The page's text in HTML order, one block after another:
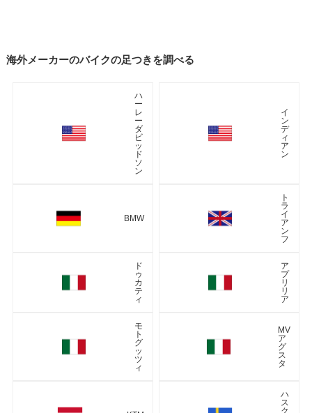
海外メーカーのバイクの足つきを調べる
ハ
ー
レ
ー
ダ
ビ
ッ
ド
ソ
ン
イ
ン
デ
ィ
ア
ン
BMW
ト
ラ
イ
ア
ン
フ
ド
ゥ
カ
テ
ィ
ア
プ
リ
リ
ア
モ
ト
グ
ッ
ツ
ィ
MV
ア
グ
ス
タ
ハ
ス